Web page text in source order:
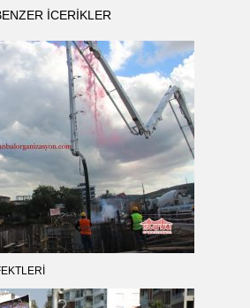
ICERIKLER